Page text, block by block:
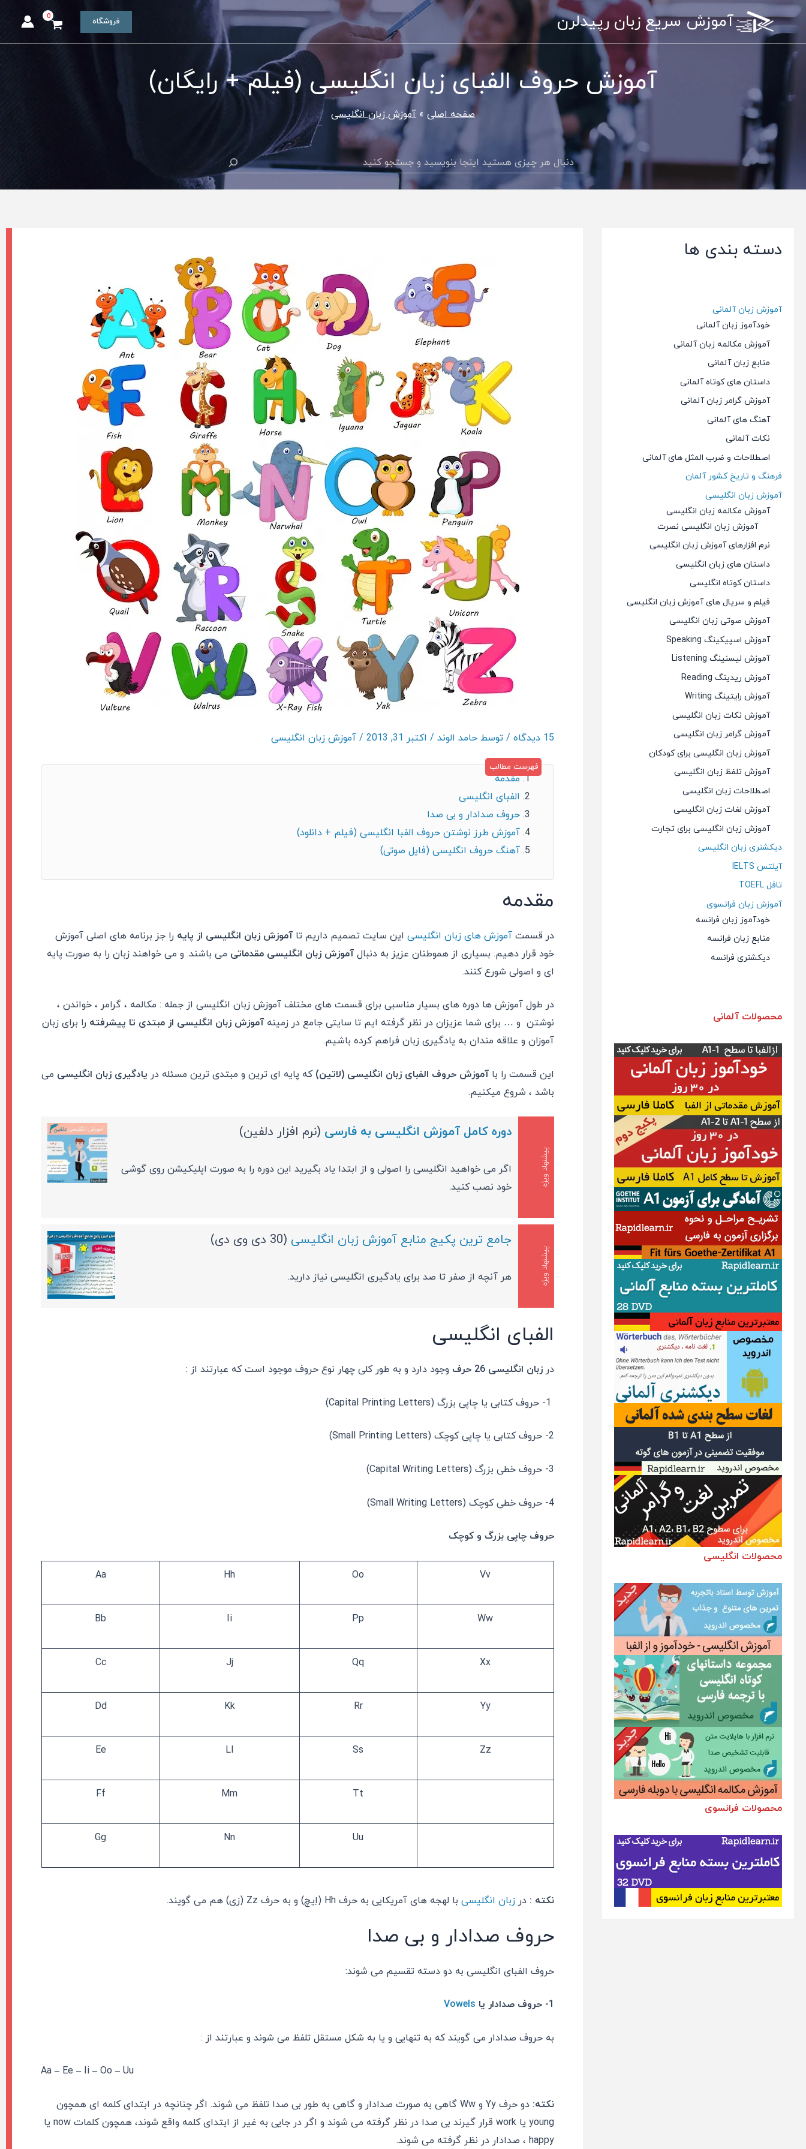
پرش
محتوا
آموزش سریع زبان رپیدلرن فروشگاه
آموزش حروف الفبای زبان انگلیسی (فیلم + رایگان)
صفحه اصلی آموزش زبان انگلیسی
جستجو
دسته بندی ها
آموزش زبان آلمانی
خودآموز زبان آلمانی
آموزش مکالمه زبان آلمانی
منابع زبان آلمانی
داستان های کوتاه آلمانی
آموزش گرامر زبان آلمانی
آهنگ های آلمانی
نکات آلمانی
اصطلاحات و ضرب المثل های آلمانی
فرهنگ و تاریخ کشور آلمان
آموزش زبان انگلیسی
آموزش مکالمه زبان انگلیسی
آموزش زبان انگلیسی نصرت
نرم افزارهای آموزش زبان انگلیسی
داستان های زبان انگلیسی
داستان کوتاه انگلیسی
فیلم و سریال های آموزش زبان انگلیسی
آموزش صوتی زبان انگلیسی
آموزش اسپیکینگ Speaking
آموزش لیسنینگ Listening
آموزش ریدینگ Reading
آموزش رایتینگ Writing
آموزش نکات زبان انگلیسی
آموزش گرامر زبان انگلیسی
آموزش زبان انگلیسی برای کودکان
آموزش تلفظ زبان انگلیسی
اصطلاحات زبان انگلیسی
آموزش لغات زبان انگلیسی
آموزش زبان انگلیسی برای تجارت
دیکشنری زبان انگلیسی
آیلتس IELTS
تافل TOEFL
آموزش زبان فرانسوی
خودآموز زبان فرانسه
منابع زبان فرانسه
دیکشنری فرانسه
محصولات آلمانی
محصولات انگلیسی
محصولات فرانسوی
15 دیدگاه / توسطحامد الوند / اکتبر 31, 2013 /آموزش زبان انگلیسی
مقدمه
الفبای انگلیسی
حروف صدادار و بی صدا
آموزش طرز نوشتن حروف الفبا انگلیسی (فیلم + دانلود)
آهنگ حروف انگلیسی (فایل صوتی)
مقدمه
در قسمتآموزش های زبان انگلیسی این سایت تصمیم داریم تاآموزش زبان انگلیسی از پایه را جز برنامه های اصلی آموزش
خود قرار دهیم. بسیاری از هموطنان عزیز به دنبالآموزش زبان انگلیسی مقدماتی می باشند. و می خواهند زبان را به صورت پایه
ای و اصولی شورع کنند.
در طول آموزش ها دوره های بسیار مناسبی برای قسمت های مختلف آموزش زبان انگلیسی از جمله : مکالمه ، گرامر ، خواندن ،
نوشتن و … برای شما عزیزان در نظر گرفته ایم تا سایتی جامع در زمینهآموزش زبان انگلیسی از مبتدی تا پیشرفته را برای زبان
آموزان و علاقه مندان به یادگیری زبان فراهم کرده باشیم.
این قسمت را باآموزش حروف الفبای زبان انگلیسی (لاتین) که پایه ای ترین و مبتدی ترین مسئله در یادگیری زبان انگلیسی می
باشد ، شروع میکنیم.
پیشنهاد ویژه
دوره کامل آموزش انگلیسی به فارسی (نرم افزار دلفین)
اگر می خواهید انگلیسی را اصولی و از ابتدا یاد بگیرید این دوره را به صورت اپلیکیشن روی گوشی
خود نصب کنید.
پیشنهاد ویژه
جامع ترین پکیج منابع آموزش زبان انگلیسی (30 دی وی دی)
هر آنچه از صفر تا صد برای یادگیری انگلیسی نیاز دارید.
الفبای انگلیسی
در زبان انگلیسی 26 حرف وجود دارد و به طور کلی چهار نوع حروف موجود است که عبارتند از :
2- حروف کتابی یا چاپی کوچک (Small Printing Letters)
3- حروف خطی بزرگ (Capital Writing Letters)
4- حروف خطی کوچک (Small Writing Letters)
حروف چاپی بزرگ و کوچک
Vv
Oo
Hh
Aa
Ww
Pp
Ii
Bb
Xx
Qq
Jj
Cc
Yy
Rr
Kk
Dd
Zz
Ss
Ll
Ee
Tt
Mm
Ff
Uu
Nn
Gg
نکته :درزبان انگلیسی با لهجه های آمریکایی به حرف Hh (اِیچ) و به حرف Zz (زی) هم می گویند.
حروف صدادار و بی صدا
حروف الفبای انگلیسی به دو دسته تقسیم می شوند:
1- حروف صدادار یا Vowels
به حروف صدادار می گویند که به تنهایی و یا به شکل مستقل تلفظ می شوند و عبارتند از :
Aa – Ee – Ii – Oo – Uu
نکته:
دو حرف Yy و Ww گاهی به صورت صدادار و گاهی به طور بی صدا تلفظ می شوند. اگر چنانچه در ابتدای کلمه ای همچون
young یا work قرار گیرند بی صدا در نظر گرفته می شوند و اگر در جایی به غیر از ابتدای کلمه واقع شوند، همچون کلمات now یا
happy ، صدادار در نظر گرفته می شوند.